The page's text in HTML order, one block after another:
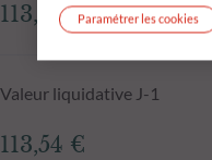
113,70 €
Valeur liquidative J-1
113,54 €
Paramétrer les cookies